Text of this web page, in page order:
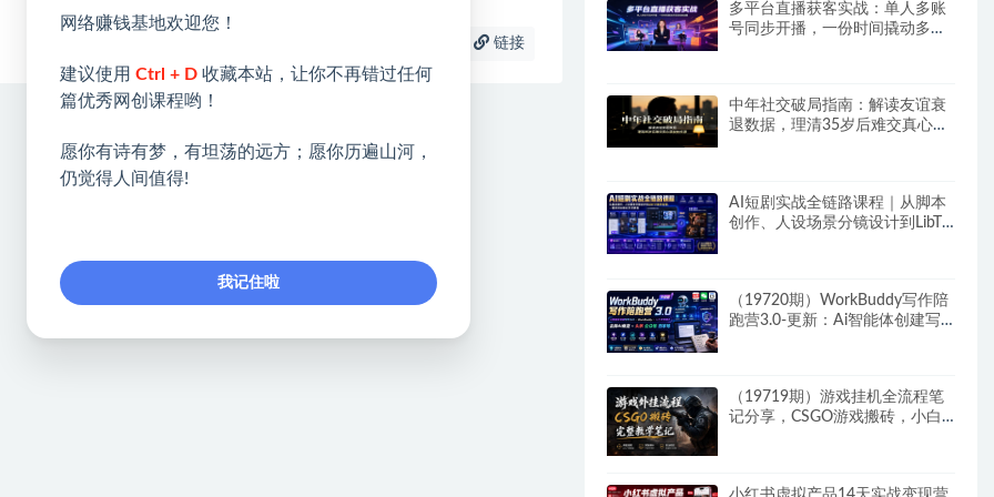
链接
多平台直播获客实战：单人多账
号同步开播，一份时间撬动多渠
中年社交破局指南：解读友谊衰
退数据，理清35岁后难交真心朋
AI短剧实战全链路课程｜从脚本
创作、人设场景分镜设计到LibTV
（19720期）WorkBuddy写作陪
跑营3.0-更新：Ai智能体创建写
（19719期）游戏挂机全流程笔
记分享，CSGO游戏搬砖，小白
网络赚钱基地欢迎您！
建议使用 Ctrl + D 收藏本站，让你不再错过任何
篇优秀网创课程哟！
愿你有诗有梦，有坦荡的远方；愿你历遍山河，
仍觉得人间值得!
我记住啦